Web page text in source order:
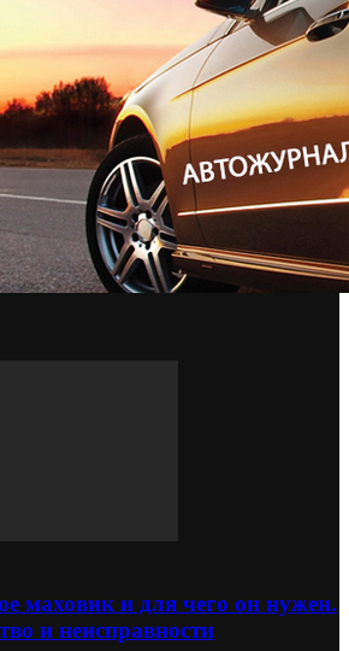
маховик и для чего он нужен.
и неисправности